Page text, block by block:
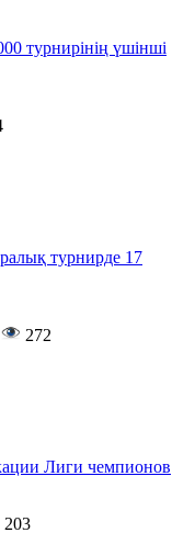
турнирінің үшінші
турнирде 17
272
Лиги чемпионов
203